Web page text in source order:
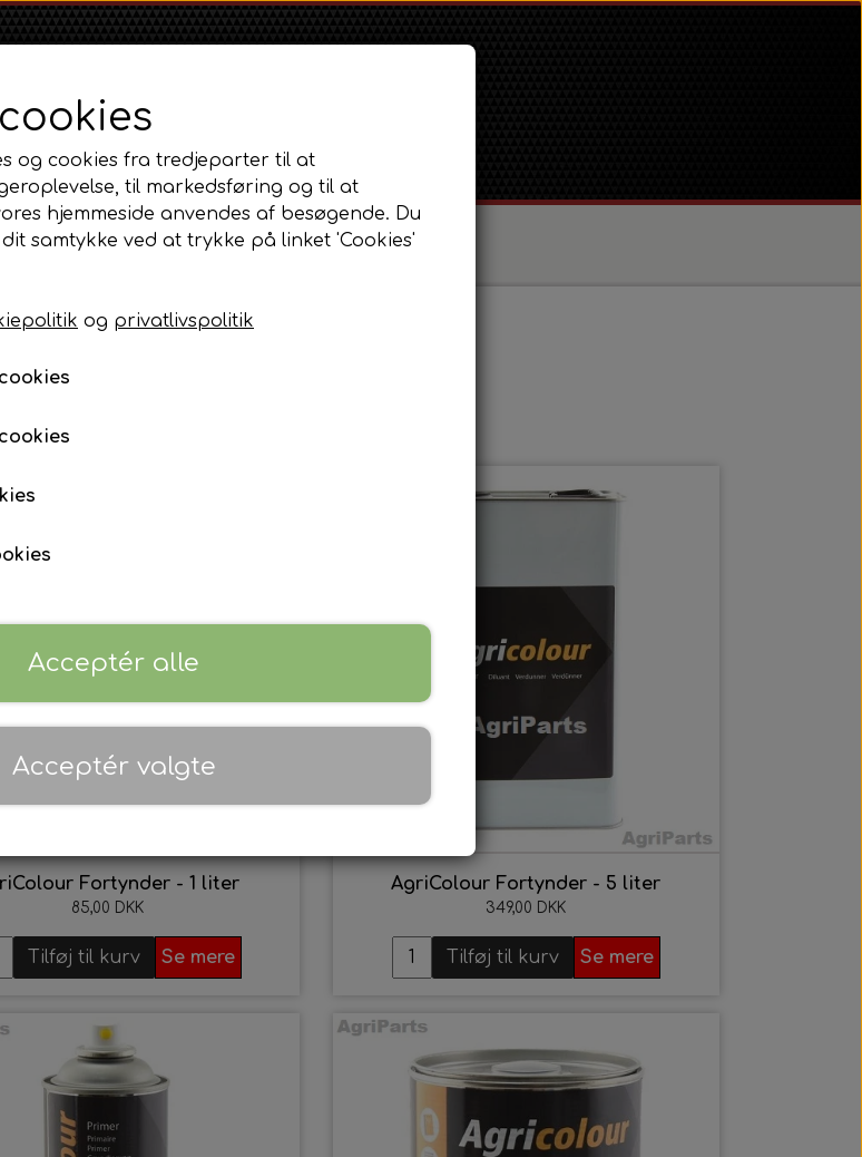
Shop
Ford
Ford 100 Serien
Fordson
Maling - Diverse traktormodeller
03. AgriColour - Massey Ferguson 35
06. AgriColour - Massey Ferguson 200 serien
09. AgriColour - Massey Ferguson 600 Serien
10. AgriColour - Massey Ferguson Industri Gul
12. AgriColour - Fordson Major Serien
14. AgriColour - Ford 100 Serien
16. AgriColour - Volvo BM
17. AgriColour - David Brown Selectamatic
18. AgriColour - David Brown Implematic
Om Kontakt
Fortynder - 1 liter
85,00 DKK
Tilføj til kurv Se mere
AgriColour Fortynder - 5 liter
349,00 DKK
Tilføj til kurv Se mere
og cookies fra tredjeparter til at
til markedsføring og til at
hjemmeside anvendes af besøgende. Du
samtykke ved at trykke på linket 'Cookies'
og privatlivspolitik
Acceptér alle
Acceptér valgte